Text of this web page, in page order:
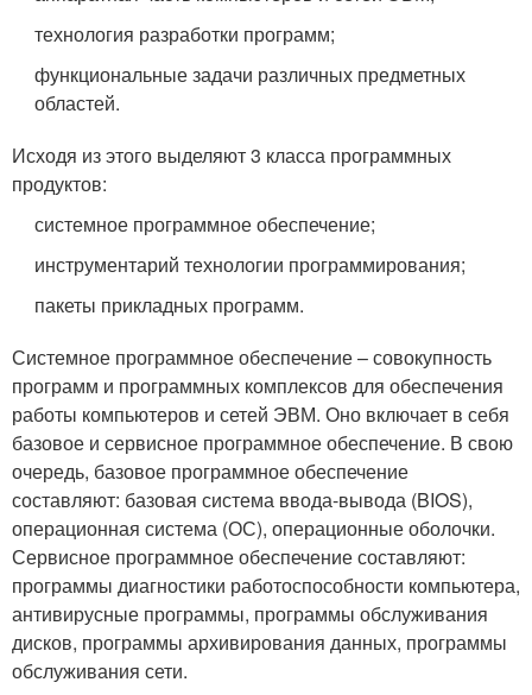
технология разработки программ;
функциональные задачи различных предметных
областей.
Исходя из этого выделяют 3 класса программных
продуктов:
системное программное обеспечение;
инструментарий технологии программирования;
пакеты прикладных программ.
Системное программное обеспечение – совокупность
программ и программных комплексов для обеспечения
работы компьютеров и сетей ЭВМ. Оно включает в себя
базовое и сервисное программное обеспечение. В свою
очередь, базовое программное обеспечение
составляют: базовая система ввода-вывода (BIOS),
операционная система (ОС), операционные оболочки.
Сервисное программное обеспечение составляют:
программы диагностики работоспособности компьютера,
антивирусные программы, программы обслуживания
дисков, программы архивирования данных, программы
обслуживания сети.